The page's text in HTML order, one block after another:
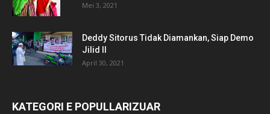
Mei 3, 2021
Deddy Sitorus Tidak Diamankan, Siap Demo
Jilid II
April 30, 2021
KATEGORI E POPULLARIZUAR